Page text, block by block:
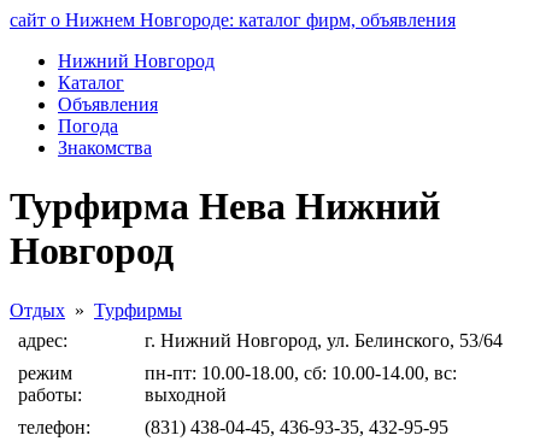
сайт о Нижнем Новгороде: каталог фирм, объявления
Нижний Новгород
Каталог
Объявления
Погода
Знакомства
Турфирма Нева Нижний
Новгород
Отдых » Турфирмы
адрес:
г. Нижний Новгород, ул. Белинского, 53/64
режим
работы:
пн-пт: 10.00-18.00, сб: 10.00-14.00, вс:
выходной
телефон:
(831) 438-04-45, 436-93-35, 432-95-95